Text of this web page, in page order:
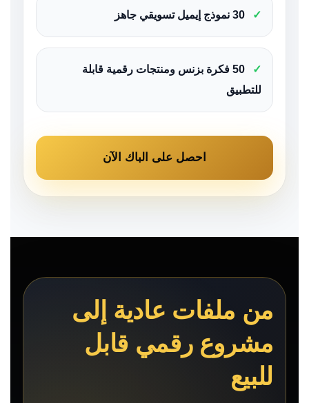
✓
✓
50 فكرة بزنس ومنتجات رقمية قابلة
للتطبيق
احصل على الباك الآن
من ملفات عادية إلى
مشروع رقمي قابل
للبيع